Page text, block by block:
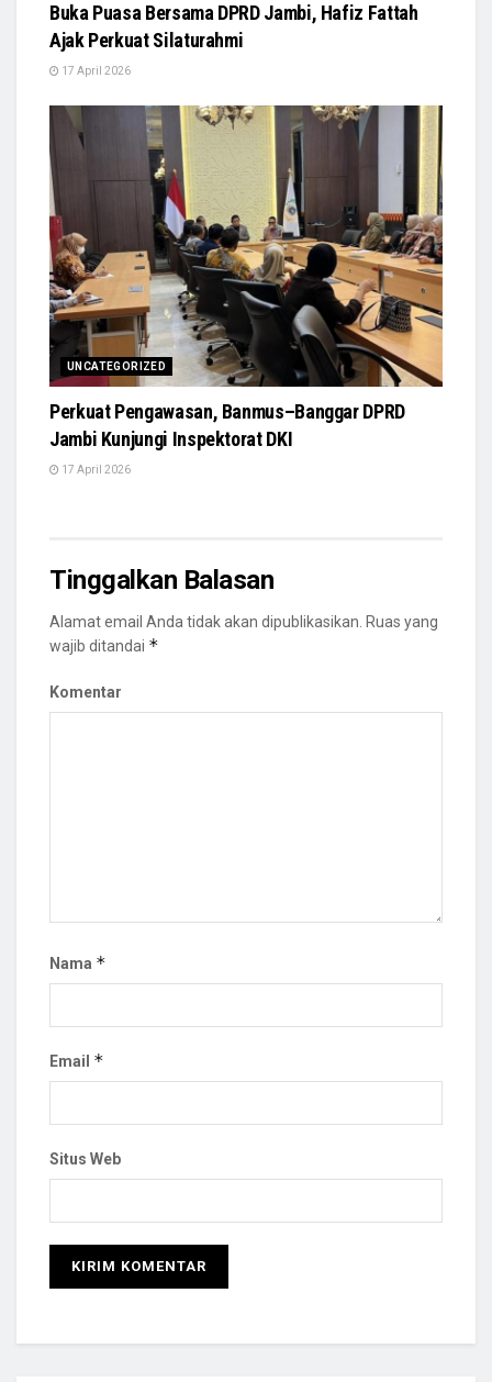
Buka Puasa Bersama DPRD Jambi, Hafiz Fattah
Ajak Perkuat Silaturahmi
17 April 2026
UNCATEGORIZED
Perkuat Pengawasan, Banmus–Banggar DPRD
Jambi Kunjungi Inspektorat DKI
17 April 2026
Tinggalkan Balasan
Alamat email Anda tidak akan dipublikasikan. Ruas yang
wajib ditandai *
Komentar
Nama *
Email *
Situs Web